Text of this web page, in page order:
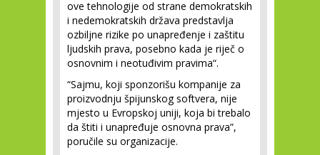
ove tehnologije od strane demokratskih
i nedemokratskih država predstavlja
ozbiljne rizike po unapređenje i zaštitu
ljudskih prava, posebno kada je riječ o
osnovnim i neotuđivim pravima“.
“Sajmu, koji sponzorišu kompanije za
proizvodnju špijunskog softvera, nije
mjesto u Evropskoj uniji, koja bi trebalo
da štiti i unapređuje osnovna prava”,
poručile su organizacije.